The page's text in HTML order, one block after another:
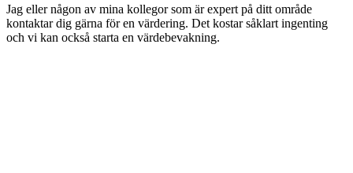
Jag eller någon av mina kollegor som är expert på ditt område
kontaktar dig gärna för en värdering. Det kostar såklart ingenting
och vi kan också starta en värdebevakning.